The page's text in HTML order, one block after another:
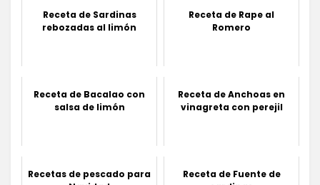
Receta de Sardinas
rebozadas al limón
Receta de Rape al
Romero
Receta de Bacalao con
salsa de limón
Receta de Anchoas en
vinagreta con perejil
Recetas de pescado para
Receta de Fuente de